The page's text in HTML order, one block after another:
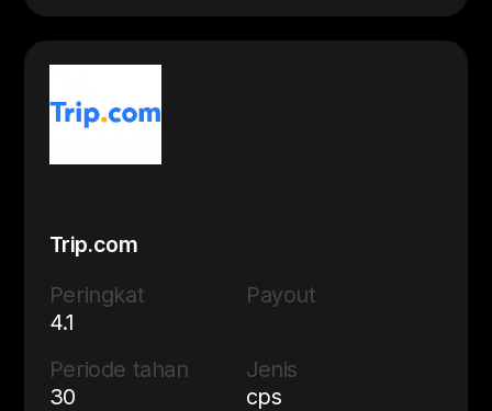
Trip.com
Peringkat
4.1
Payout
Periode tahan
30
Jenis
cps